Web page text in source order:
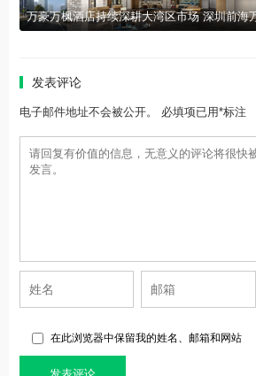
万豪万枫酒店持续深耕大湾区市场 深圳前海
发表评论
电子邮件地址不会被公开。 必填项已用*标注
在此浏览器中保留我的姓名、邮箱和网站